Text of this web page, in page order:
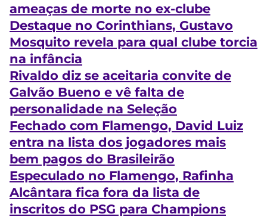
ameaças de morte no ex-clube
Destaque no Corinthians, Gustavo
Mosquito revela para qual clube torcia
na infância
Rivaldo diz se aceitaria convite de
Galvão Bueno e vê falta de
personalidade na Seleção
Fechado com Flamengo, David Luiz
entra na lista dos jogadores mais
bem pagos do Brasileirão
Especulado no Flamengo, Rafinha
Alcântara fica fora da lista de
inscritos do PSG para Champions